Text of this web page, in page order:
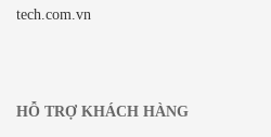
tech.com.vn
HỖ TRỢ KHÁCH HÀNG